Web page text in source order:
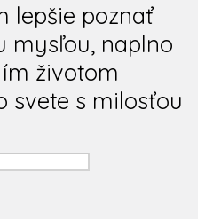
lepšie poznať
mysľou, naplno
životom
svete s milosťou